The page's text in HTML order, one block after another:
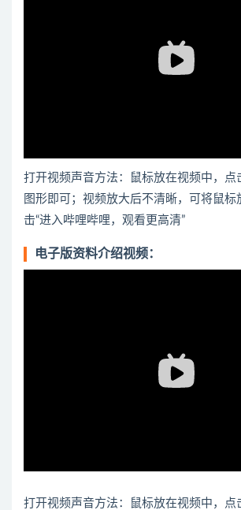
打开视频声音方法：鼠标放在视频中，点
图形即可；视频放大后不清晰，可将鼠标
击“进入哔哩哔哩，观看更高清”
电子版资料介绍视频：
打开视频声音方法：鼠标放在视频中，点